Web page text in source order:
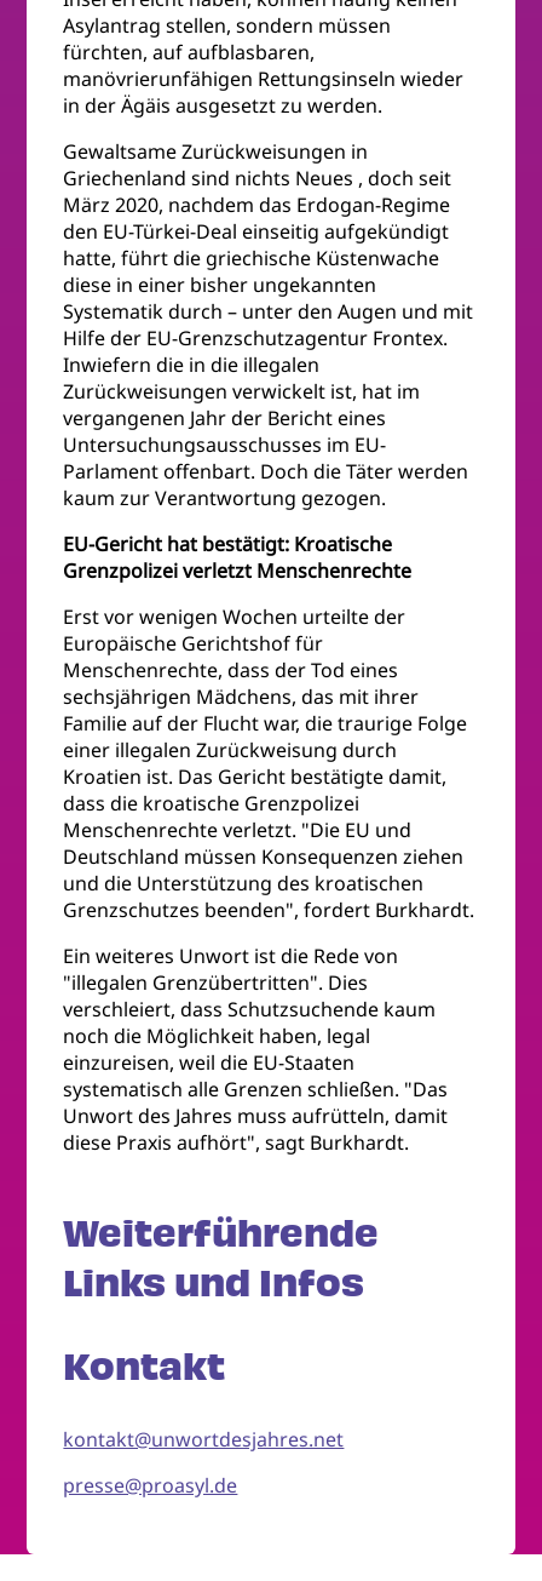
Asylantrag stellen, sondern müssen
fürchten, auf aufblasbaren,
manövrierunfähigen Rettungsinseln wieder
in der Ägäis ausgesetzt zu werden.
Gewaltsame Zurückweisungen in
Griechenland sind nichts Neues , doch seit
März 2020, nachdem das Erdogan-Regime
den EU-Türkei-Deal einseitig aufgekündigt
hatte, führt die griechische Küstenwache
diese in einer bisher ungekannten
Systematik durch – unter den Augen und mit
Hilfe der EU-Grenzschutzagentur Frontex.
Inwiefern die in die illegalen
Zurückweisungen verwickelt ist, hat im
vergangenen Jahr der Bericht eines
Untersuchungsausschusses im EU-
Parlament offenbart. Doch die Täter werden
kaum zur Verantwortung gezogen.
EU-Gericht hat bestätigt: Kroatische
Grenzpolizei verletzt Menschenrechte
Erst vor wenigen Wochen urteilte der
Europäische Gerichtshof für
Menschenrechte, dass der Tod eines
sechsjährigen Mädchens, das mit ihrer
Familie auf der Flucht war, die traurige Folge
einer illegalen Zurückweisung durch
Kroatien ist. Das Gericht bestätigte damit,
dass die kroatische Grenzpolizei
Menschenrechte verletzt. "Die EU und
Deutschland müssen Konsequenzen ziehen
und die Unterstützung des kroatischen
Grenzschutzes beenden", fordert Burkhardt.
Ein weiteres Unwort ist die Rede von
"illegalen Grenzübertritten". Dies
verschleiert, dass Schutzsuchende kaum
noch die Möglichkeit haben, legal
einzureisen, weil die EU-Staaten
systematisch alle Grenzen schließen. "Das
Unwort des Jahres muss aufrütteln, damit
diese Praxis aufhört", sagt Burkhardt.
Weiterführende
Links und Infos
Kontakt
kontakt@unwortdesjahres.net
presse@proasyl.de